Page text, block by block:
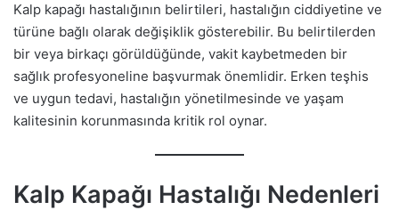
Kalp kapağı hastalığının belirtileri, hastalığın ciddiyetine ve
türüne bağlı olarak değişiklik gösterebilir. Bu belirtilerden
bir veya birkaçı görüldüğünde, vakit kaybetmeden bir
sağlık profesyoneline başvurmak önemlidir. Erken teşhis
ve uygun tedavi, hastalığın yönetilmesinde ve yaşam
kalitesinin korunmasında kritik rol oynar.
Kalp Kapağı Hastalığı Nedenleri